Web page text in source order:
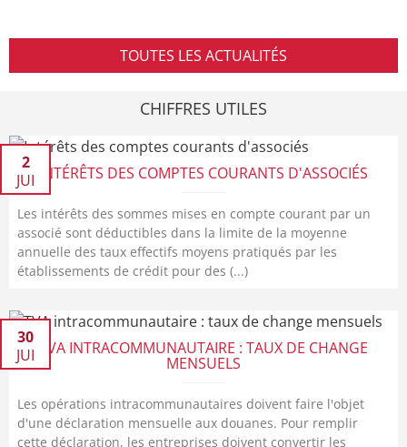
TOUTES LES ACTUALITÉS
CHIFFRES UTILES
INTÉRÊTS DES COMPTES COURANTS D'ASSOCIÉS
2
JUI
Les intérêts des sommes mises en compte courant par un
associé sont déductibles dans la limite de la moyenne
annuelle des taux effectifs moyens pratiqués par les
établissements de crédit pour des (...)
TVA INTRACOMMUNAUTAIRE : TAUX DE CHANGE
MENSUELS
30
JUI
Les opérations intracommunautaires doivent faire l'objet
d'une déclaration mensuelle aux douanes. Pour remplir
cette déclaration, les entreprises doivent convertir les